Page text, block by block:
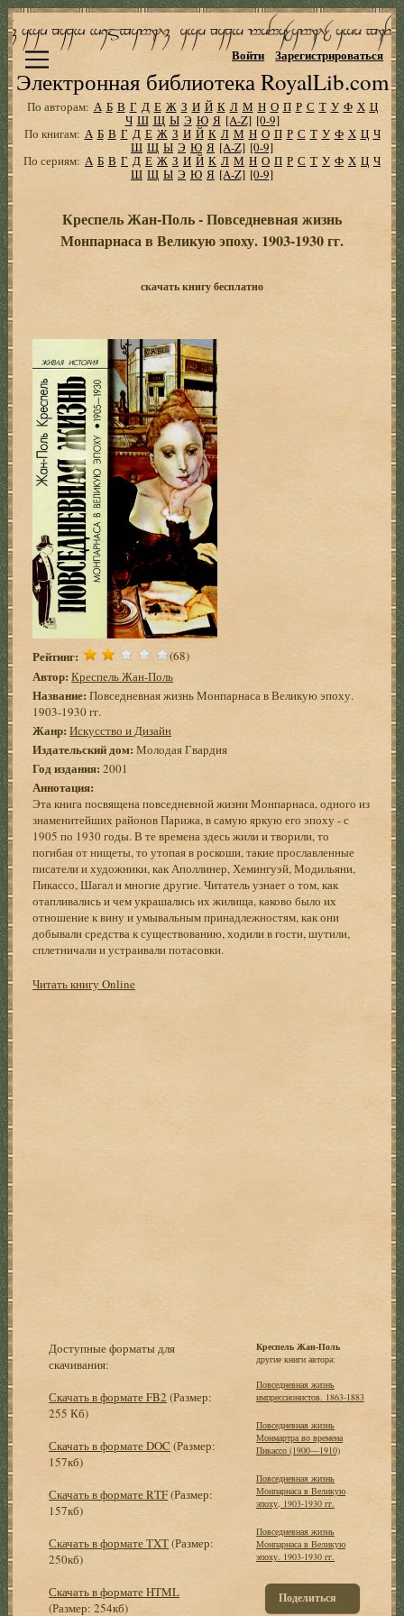
Электронная библиотека RoyalLib.com
Войти Зарегистрироваться
По авторам: А Б В Г Д Е Ж З И Й К Л М Н О П Р С Т У Ф Х Ц
Ч Ш Щ Ы Э Ю Я [A-Z] [0-9]
По книгам: А Б В Г Д Е Ж З И Й К Л М Н О П Р С Т У Ф Х Ц Ч
Ш Щ Ы Э Ю Я [A-Z] [0-9]
По сериям: А Б В Г Д Е Ж З И Й К Л М Н О П Р С Т У Ф Х Ц Ч
Ш Щ Ы Э Ю Я [A-Z] [0-9]
Креспель Жан-Поль - Повседневная жизнь
Монпарнаса в Великую эпоху. 1903-1930 гг.
скачать книгу бесплатно
Рейтинг: (68)
Автор: Креспель Жан-Поль
Название: Повседневная жизнь Монпарнаса в Великую эпоху.
1903-1930 гг.
Жанр: Искусство и Дизайн
Издательский дом: Молодая Гвардия
Год издания: 2001
Аннотация:
Эта книга посвящена повседневной жизни Монпарнаса, одного из
знаменитейших районов Парижа, в самую яркую его эпоху - с
1905 по 1930 годы. В те времена здесь жили и творили, то
погибая от нищеты, то утопая в роскоши, такие прославленные
писатели и художники, как Аполлинер, Хемингуэй, Модильяни,
Пикассо, Шагал и многие другие. Читатель узнает о том, как
отапливались и чем украшались их жилища, каково было их
отношение к вину и умывальным принадлежностям, как они
добывали средства к существованию, ходили в гости, шутили,
сплетничали и устраивали потасовки.
Читать книгу Online
Доступные форматы для
скачивания:
Скачать в формате FB2 (Размер:
255 Кб)
Скачать в формате DOC (Размер:
157кб)
Скачать в формате RTF(Размер:
157кб)
Скачать в формате TXT(Размер:
250кб)
Скачать в формате HTML
(Размер: 254кб)
Креспель Жан-Поль
другие книги автора:
Повседневная жизнь
импрессионистов. 1863-1883
Повседневная жизнь
Монмартра во времена
Пикассо (1900—1910)
Повседневная жизнь
Монпарнаса в Великую
эпоху, 1903-1930 гг.
Повседневная жизнь
Монпарнаса в Великую
эпоху. 1903-1930 гг.
Поделиться